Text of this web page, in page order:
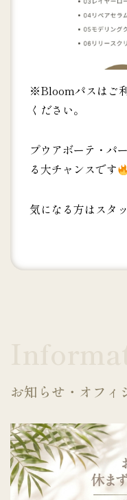
※Bloomパスはご
ください。
プウアボーテ・パ
る大チャンスです
気になる方はスタ
お知らせ・オフィ